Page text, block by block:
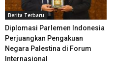
Berita Terbaru
Diplomasi Parlemen Indonesia
Perjuangkan Pengakuan
Negara Palestina di Forum
Internasional